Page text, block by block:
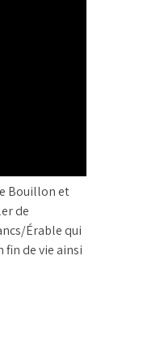
Bouillon et
de
Érable qui
fin de vie ainsi